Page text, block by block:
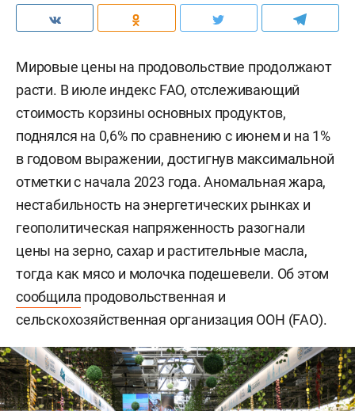
Мировые цены на продовольствие продолжают
расти. В июле индекс FAO, отслеживающий
стоимость корзины основных продуктов,
поднялся на 0,6% по сравнению с июнем и на 1%
в годовом выражении, достигнув максимальной
отметки с начала 2023 года. Аномальная жара,
нестабильность на энергетических рынках и
геополитическая напряженность разогнали
цены на зерно, сахар и растительные масла,
тогда как мясо и молочка подешевели. Об этом
сообщила продовольственная и
сельскохозяйственная организация ООН (FAO).